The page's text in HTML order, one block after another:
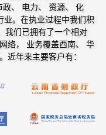
、 电力、 资源、 化
业。在执业过程中我们积
我们已拥有了一个相对
络， 业务覆盖西南、 华
近年来主要客户有：